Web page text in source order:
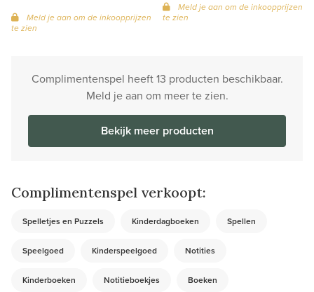
Meld je aan om de inkoopprijzen
te zien
Meld je aan om de inkoopprijzen
te zien
Complimentenspel heeft 13 producten beschikbaar.
Meld je aan om meer te zien.
Bekijk meer producten
Complimentenspel verkoopt:
Spelletjes en Puzzels Kinderdagboeken Spellen
Speelgoed Kinderspeelgoed Notities
Kinderboeken Notitieboekjes Boeken